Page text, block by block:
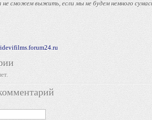
не сможем выжить, если мы не будем немного